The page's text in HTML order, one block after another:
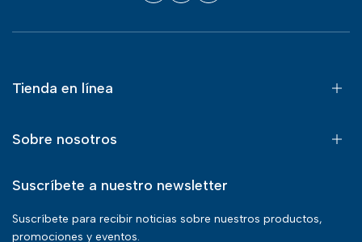
Tienda en línea
Sobre nosotros
Suscríbete a nuestro newsletter
Suscríbete para recibir noticias sobre nuestros productos,
promociones y eventos.